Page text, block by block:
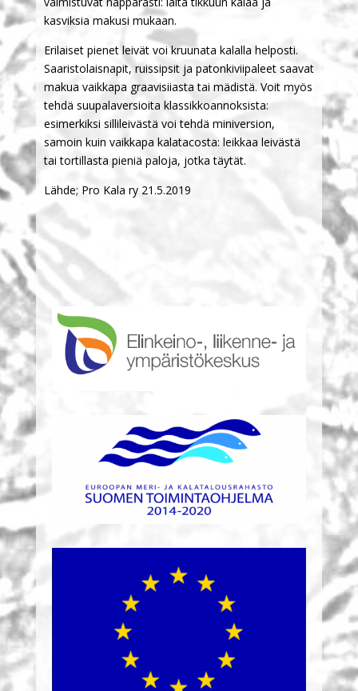
kasviksia makusi mukaan.
Erilaiset pienet leivät voi kruunata kalalla helposti.
Saaristolaisnapit, ruissipsit ja patonkiviipaleet saavat
makua vaikkapa graavisiiasta tai mädistä. Voit myös
tehdä suupalaversioita klassikkoannoksista:
esimerkiksi sillileivästä voi tehdä miniversion,
samoin kuin vaikkapa kalatacosta: leikkaa leivästä
tai tortillasta pieniä paloja, jotka täytät.
Lähde; Pro Kala ry 21.5.2019